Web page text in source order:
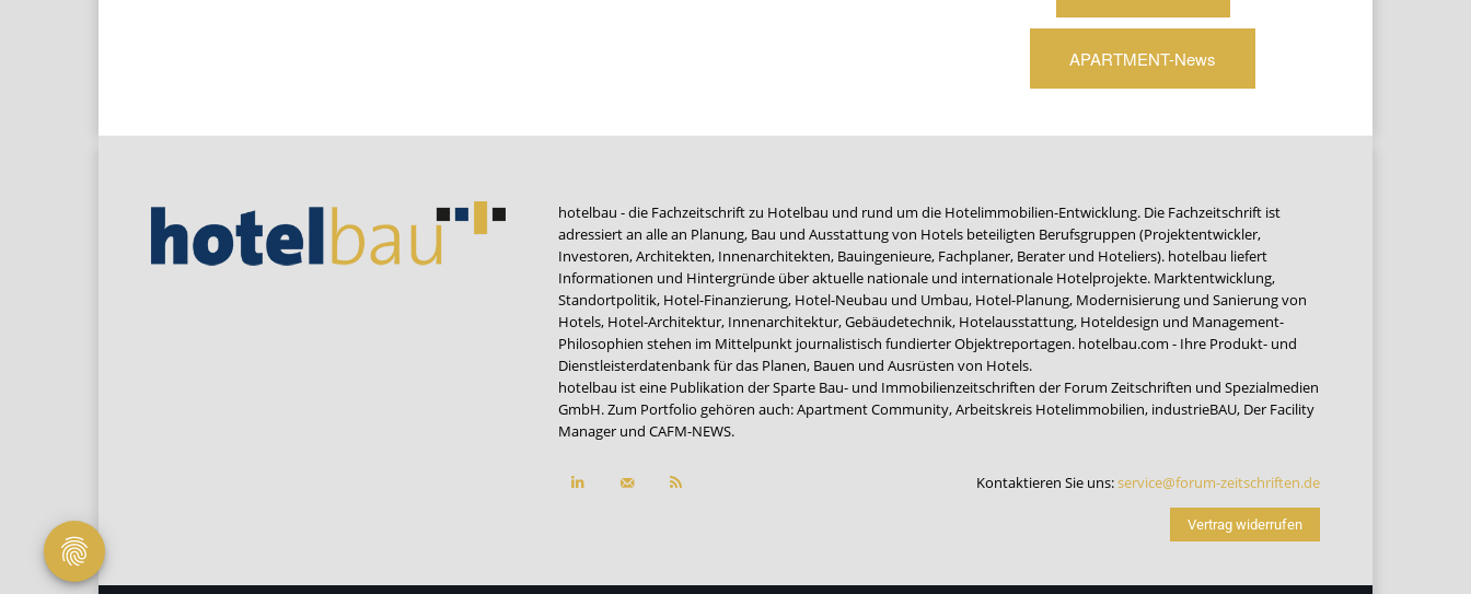
APARTMENT-News
hotelbau - die Fachzeitschrift zu Hotelbau und rund um die Hotelimmobilien-Entwicklung. Die Fachzeitschrift ist
adressiert an alle an Planung, Bau und Ausstattung von Hotels beteiligten Berufsgruppen (Projektentwickler,
Investoren, Architekten, Innenarchitekten, Bauingenieure, Fachplaner, Berater und Hoteliers). hotelbau liefert
Informationen und Hintergründe über aktuelle nationale und internationale Hotelprojekte. Marktentwicklung,
Standortpolitik, Hotel-Finanzierung, Hotel-Neubau und Umbau, Hotel-Planung, Modernisierung und Sanierung von
Hotels, Hotel-Architektur, Innenarchitektur, Gebäudetechnik, Hotelausstattung, Hoteldesign und Management-
Philosophien stehen im Mittelpunkt journalistisch fundierter Objektreportagen. hotelbau.com - Ihre Produkt- und
Dienstleisterdatenbank für das Planen, Bauen und Ausrüsten von Hotels.
hotelbau ist eine Publikation der Sparte Bau- und Immobilienzeitschriften der Forum Zeitschriften und Spezialmedien
GmbH. Zum Portfolio gehören auch:Apartment Community,Arbeitskreis Hotelimmobilien, industrieBAU, Der Facility
Manager und CAFM-NEWS.
Kontaktieren Sie uns:service@forum-zeitschriften.de
Vertrag widerrufen